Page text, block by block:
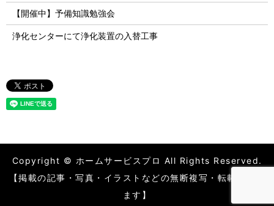
【開催中】予備知識勉強会
浄化センターにて浄化装置の入替工事
Copyright © ホームサービスプロ All Rights Reserved.
【掲載の記事・写真・イラストなどの無断複写・転載を禁じ
ます】